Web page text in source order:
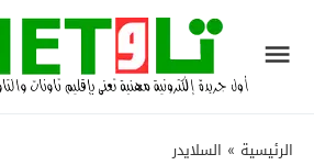
الرئيسية » السلايدر